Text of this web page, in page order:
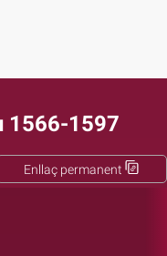
1566-1597
Enllaç permanent